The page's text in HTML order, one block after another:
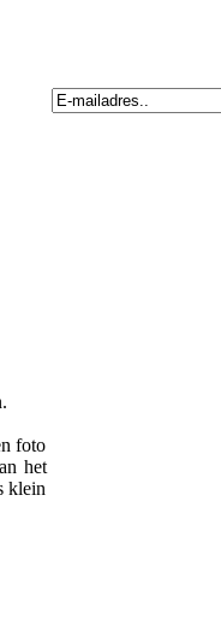
foto
het
klein